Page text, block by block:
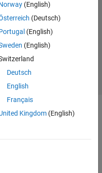
(English)
(Deutsch)
(English)
(English)
Deutsch
English
Français
Kingdom(English)
Estado de las aplicaciones